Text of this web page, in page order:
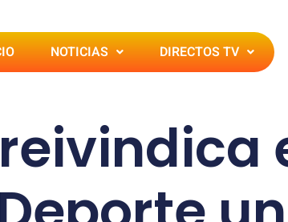
NOTICIAS DIRECTOS TV